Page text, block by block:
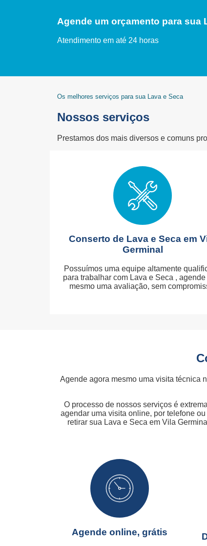
Agende um orçamento para sua
Atendimento em até 24 horas
Os melhores serviços para sua Lava e Seca
Nossos serviços
Prestamos dos mais diversos e comuns
Conserto de Lava e Seca em
Germinal
Possuímos uma equipe altamente
para trabalhar com Lava e Seca ,
mesmo uma avaliação, sem
Agende agora mesmo uma visita técnica
O processo de nossos serviços é
agendar uma visita online, por telefone
retirar sua Lava e Seca em Vila
Agende online, grátis